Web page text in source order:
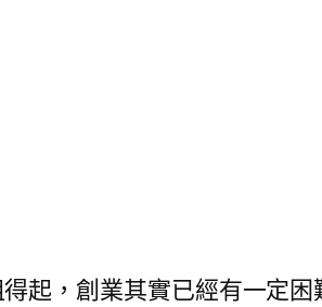
起，創業其實已經有一定困